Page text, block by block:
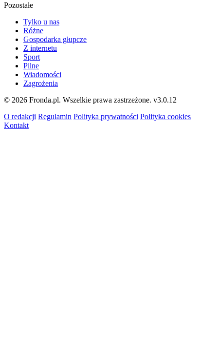
Pozostałe
Tylko u nas
Różne
Gospodarka głupcze
Z internetu
Sport
Pilne
Wiadomości
Zagrożenia
© 2026 Fronda.pl. Wszelkie prawa zastrzeżone. v3.0.12
O redakcji Regulamin Polityka prywatności Polityka cookies
Kontakt